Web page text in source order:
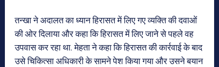
तन्खा ने अदालत का ध्यान हिरासत में लिए गए व्यक्ति की दवाओं
की ओर दिलाया और कहा कि हिरासत में लिए जाने से पहले वह
उपवास कर रहा था. मेहता ने कहा कि हिरासत की कार्रवाई के बाद
उसे चिकित्सा अधिकारी के सामने पेश किया गया और उसने बयान